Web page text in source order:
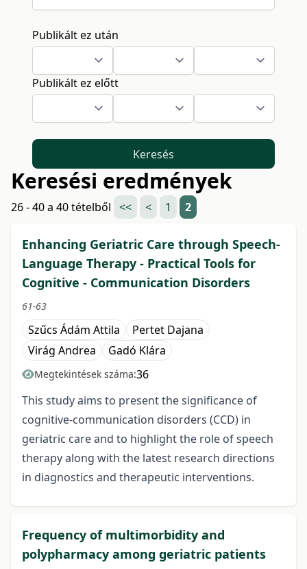
Publikált ez után
Publikált ez előtt
Keresés
Keresési eredmények
26 - 40 a 40 tételből << < 1 2
Enhancing Geriatric Care through Speech-
Language Therapy - Practical Tools for
Cognitive - Communication Disorders
61-63
Szűcs Ádám Attila
Pertet Dajana
Virág Andrea
Gadó Klára
Megtekintések száma:36
This study aims to present the significance of
cognitive-communication disorders (CCD) in
geriatric care and to highlight the role of speech
therapy along with the latest research directions
in diagnostics and therapeutic interventions.
Frequency of multimorbidity and
polypharmacy among geriatric patients